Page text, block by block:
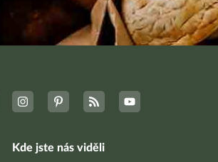
Kde jste nás viděli